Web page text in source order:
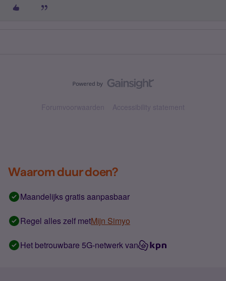
Forumvoorwaarden Accessibility statement
Waarom duur doen?
Maandelijks gratis aanpasbaar
Regel alles zelf metMijn Simyo
Het betrouwbare 5G-netwerk van